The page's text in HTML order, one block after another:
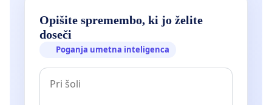
Opišite spremembo, ki jo želite
doseči
Poganja umetna inteligenca